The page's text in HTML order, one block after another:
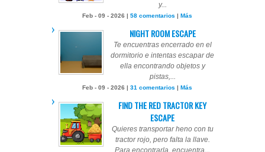
y...
Feb - 09 - 2026 | 58 comentarios | Más
NIGHT ROOM ESCAPE
Te encuentras encerrado en el
dormitorio e intentas escapar de
ella encontrando objetos y
pistas,...
Feb - 09 - 2026 | 31 comentarios | Más
FIND THE RED TRACTOR KEY
ESCAPE
Quieres transportar heno con tu
tractor rojo, pero falta la llave.